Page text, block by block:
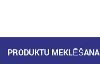
PRODUKTU MEKLĒŠANA